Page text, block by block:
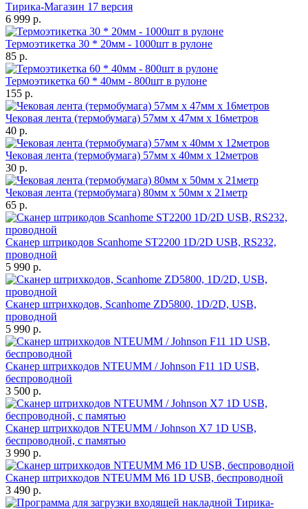
Тирика-Магазин 17 версия
6 999 р.
Термоэтикетка 30 * 20мм - 1000шт в рулоне
85 р.
Термоэтикетка 60 * 40мм - 800шт в рулоне
155 р.
Чековая лента (термобумага) 57мм x 47мм х 16метров
40 р.
Чековая лента (термобумага) 57мм x 40мм х 12метров
30 р.
Чековая лента (термобумага) 80мм x 50мм х 21метр
65 р.
Сканер штрикодов Scanhome ST2200 1D/2D USB, RS232,
проводной
5 990 р.
Сканер штрихкодов, Scanhome ZD5800, 1D/2D, USB,
проводной
5 990 р.
Сканер штрихкодов NTEUMM / Johnson F11 1D USB,
беспроводной
3 500 р.
Сканер штрихкодов NTEUMM / Johnson X7 1D USB,
беспроводной, с памятью
3 990 р.
Сканер штрихкодов NTEUMM M6 1D USB, беспроводной
3 490 р.